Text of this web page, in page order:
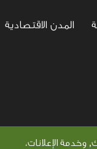
المدن الاقتصادية
الإعلانات،